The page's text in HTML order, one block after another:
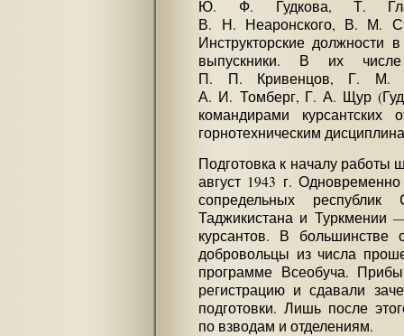
Ю. Ф. Гудкова, Т.
В. Н. Неаронского, В. М.
Инструкторские
выпускники. В их
П. П. Кривенцов, Г. М.
А. И. Томберг, Г. А. Щур
командирами
горнотехническим
Подготовка к началу работы
август 1943 г.
сопредельных
Таджикистана и Туркмении
курсантов. В
добровольцы из числа
программе Всеобуча.
регистрацию и сдавали
подготовки. Лишь после
по взводам и отделениям.